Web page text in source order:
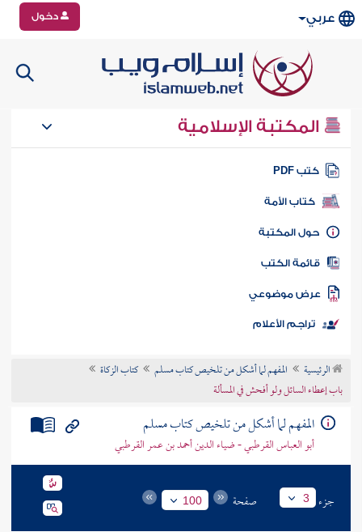
عربي دخول
المكتبة الإسلامية
كتب PDF
كتاب الأمة
المكتبة
الكتب
موضوعي
تراجم الأعلام
الرئيسية المفهم لما أشكل من تلخيص كتاب مسلم
كتاب الزكاة
باب إعطاء السائل ولو أفحش في المسألة
المفهم لما أشكل من تلخيص كتاب مسلم
أبو العباس القرطبي - ضياء الدين أحمد بن عمر القرطبي
جزء 3 صفحة 100